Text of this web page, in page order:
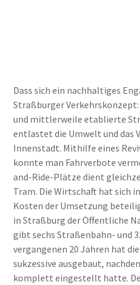
Dass sich ein nachhaltiges
Straßburger
und mittlerweile etablierte
entlastet die Umwelt und das
Innenstadt. Mithilfe eines
konnte man Fahrverbote
and-Ride-Plätze dient
Tram. Die Wirtschaft hat sich
Kosten der Umsetzung
in Straßburg der Öffentliche
gibt sechs Straßenbahn- und
vergangenen 20 Jahren hat
sukzessive ausgebaut,
komplett eingestellt hatte.